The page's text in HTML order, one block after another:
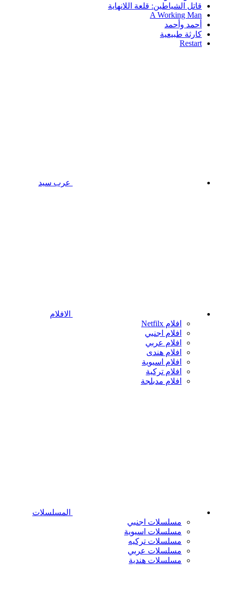
قاتل الشياطين: قلعة اللانهاية
A Working Man
أحمد وأحمد
كارثة طبيعية
Restart
عرب سيد
الافلام
افلام Netfilx
افلام اجنبي
افلام عربي
افلام هندى
افلام اسيوية
افلام تركية
افلام مدبلجة
المسلسلات
مسلسلات اجنبي
مسلسلات اسيوية
مسلسلات تركيه
مسلسلات عربي
مسلسلات هندية